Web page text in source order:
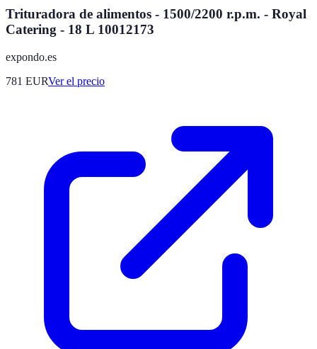
Trituradora de alimentos - 1500/2200 r.p.m. - Royal
Catering - 18 L 10012173
expondo.es
781 EURVer el precio